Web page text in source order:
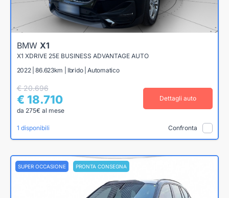
BMW X1
X1 XDRIVE 25E BUSINESS ADVANTAGE AUTO
2022 | 86.623km | Ibrido | Automatico
€ 20.696
€ 18.710
da 275€ al mese
Dettagli auto
1 disponibili Confronta
SUPER OCCASIONE PRONTA CONSEGNA